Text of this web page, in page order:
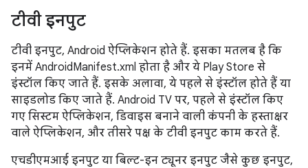
टीवी इनपुट
टीवी इनपुट, Android ऐप्लिकेशन होते हैं. इसका मतलब है कि
इनमें AndroidManifest.xml होता है और ये Play Store से
इंस्टॉल किए जाते हैं. इसके अलावा, ये पहले से इंस्टॉल होते हैं या
साइडलोड किए जाते हैं. Android TV पर, पहले से इंस्टॉल किए
गए सिस्टम ऐप्लिकेशन, डिवाइस बनाने वाली कंपनी के हस्ताक्षर
वाले ऐप्लिकेशन, और तीसरे पक्ष के टीवी इनपुट काम करते हैं.
एचडीएमआई इनपुट या बिल्ट-इन ट्यूनर इनपुट जैसे कुछ इनपुट,